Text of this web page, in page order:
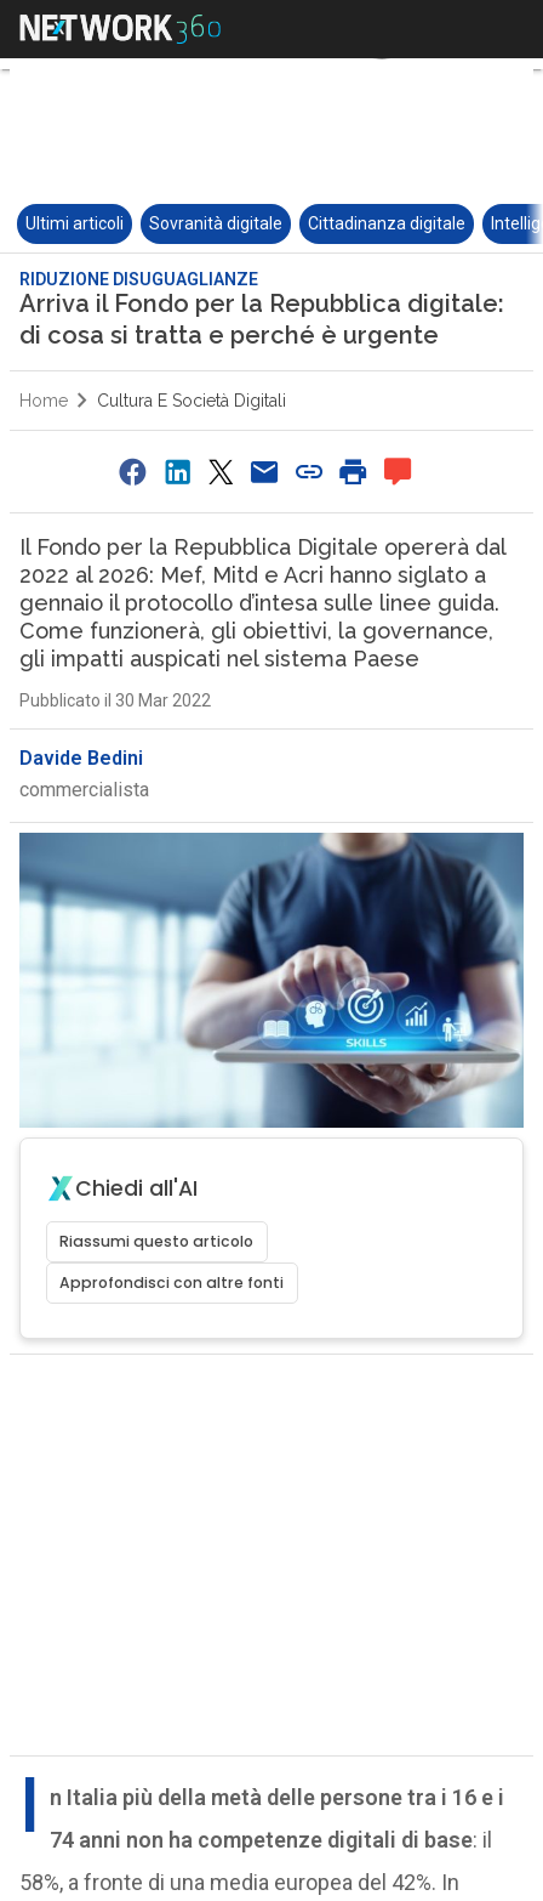
Ultimi articoli Sovranità digitale Cittadinanza digitale
RIDUZIONE DISUGUAGLIANZE
Arriva il Fondo per la Repubblica digitale:
di cosa si tratta e perché è urgente
Home Cultura E Società Digitali
Il Fondo per la Repubblica Digitale opererà dal
2022 al 2026: Mef, Mitd e Acri hanno siglato a
gennaio il protocollo d’intesa sulle linee guida.
Come funzionerà, gli obiettivi, la governance,
gli impatti auspicati nel sistema Paese
Pubblicato il 30 Mar 2022
Davide Bedini
commercialista
Chiedi all'AI
Riassumi questo articolo
Approfondisci con altre fonti
I
n Italia più della metà delle persone tra i 16 e i
74 anni non ha competenze digitali di base: il
58%, a fronte di una media europea del 42%. In